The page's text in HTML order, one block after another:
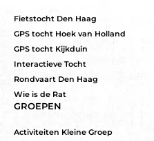
Fietstocht Den Haag
GPS tocht Hoek van Holland
GPS tocht Kijkduin
Interactieve Tocht
Rondvaart Den Haag
Wie is de Rat
GROEPEN
Activiteiten Kleine Groep